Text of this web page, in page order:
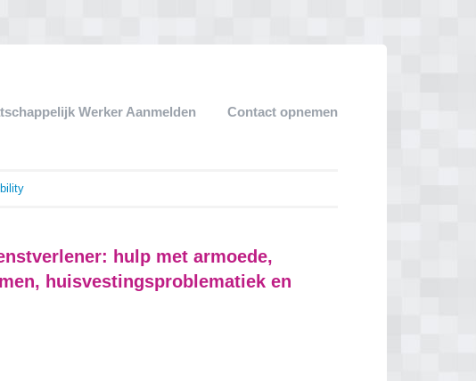
Werker Aanmelden Contact opnemen
hulp met armoede,
huisvestingsproblematiek en